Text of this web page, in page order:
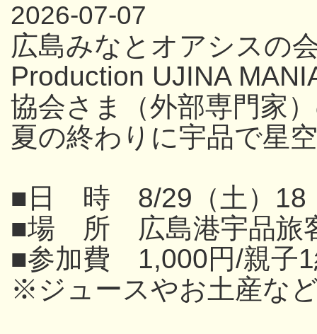
2026-07-07
広島みなとオアシスの
Production UJINA
協会さま（外部専門家
夏の終わりに宇品で星
■日 時 8/29（土）18
■場 所 広島港宇品旅
■参加費 1,000円/親子
※ジュースやお土産な